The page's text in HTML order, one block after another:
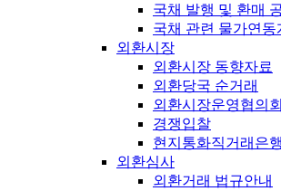
국채 발행 및 환매
국채 관련 물가연동
외환시장
외환시장 동향자료
외환당국 순거래
외환시장운영협의회
경쟁입찰
현지통화직거래은행
외환심사
외환거래 법규안내